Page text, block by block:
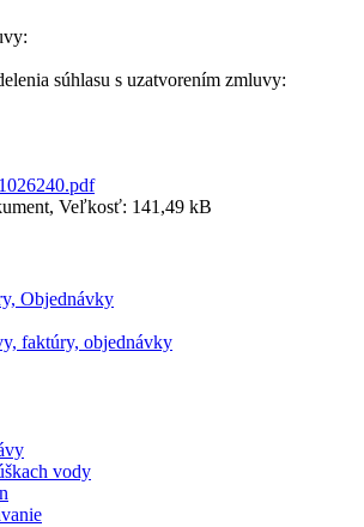
súhlasu s uzatvorením zmluvy:
Veľkosť: 141,49 kB
Objednávky
faktúry, objednávky
vody